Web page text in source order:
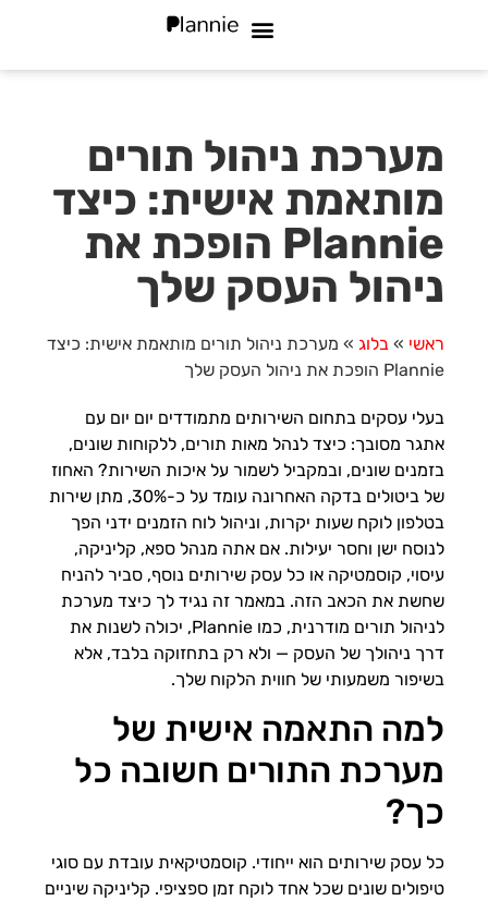
מערכת ניהול תורים
מותאמת אישית: כיצד
Plannie הופכת את
ניהול העסק שלך
ראשי » בלוג » מערכת ניהול תורים מותאמת אישית: כיצד
Plannie הופכת את ניהול העסק שלך
בעלי עסקים בתחום השירותים מתמודדים יום יום עם
אתגר מסובך: כיצד לנהל מאות תורים, ללקוחות שונים,
בזמנים שונים, ובמקביל לשמור על איכות השירות? האחוז
של ביטולים בדקה האחרונה עומד על כ-30%, מתן שירות
בטלפון לוקח שעות יקרות, וניהול לוח הזמנים ידני הפך
לנוסח ישן וחסר יעילות. אם אתה מנהל ספא, קליניקה,
עיסוי, קוסמטיקה או כל עסק שירותים נוסף, סביר להניח
שחשת את הכאב הזה. במאמר זה נגיד לך כיצד מערכת
לניהול תורים מודרנית, כמו Plannie, יכולה לשנות את
דרך ניהולך של העסק — ולא רק בתחזוקה בלבד, אלא
בשיפור משמעותי של חווית הלקוח שלך.
למה התאמה אישית של
מערכת התורים חשובה כל
כך?
כל עסק שירותים הוא ייחודי. קוסמטיקאית עובדת עם סוגי
טיפולים שונים שכל אחד לוקח זמן ספציפי. קליניקה שיניים